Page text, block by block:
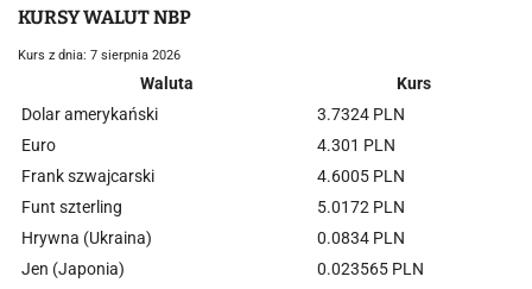
KURSY WALUT NBP
Kurs z dnia: 7 sierpnia 2026
Waluta
Kurs
Dolar amerykański
3.7324 PLN
Euro
4.301 PLN
Frank szwajcarski
4.6005 PLN
Funt szterling
5.0172 PLN
Hrywna (Ukraina)
0.0834 PLN
Jen (Japonia)
0.023565 PLN